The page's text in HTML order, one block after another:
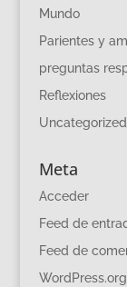
Mundo
Parientes y
preguntas
Reflexiones
Uncategorized
Meta
Acceder
Feed de
Feed de
WordPress.org